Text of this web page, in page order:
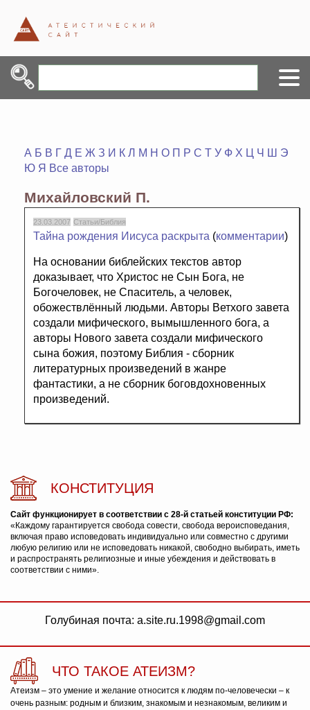
А Б В Г Д Е Ж З И К Л М Н О П Р С Т У Ф Х Ц Ч Ш
Э
Ю Я Все авторы
Михайловский П.
23.03.2007 Статьи/Библия
Тайна рождения Иисуса раскрыта (комментарии)
На основании библейских текстов автор
доказывает, что Христос не Сын Бога, не
Богочеловек, не Спаситель, а человек,
обожествлённый людьми. Авторы Ветхого завета
создали мифического, вымышленного бога, а
авторы Нового завета создали мифического
сына божия, поэтому Библия - сборник
литературных произведений в жанре
фантастики, а не сборник боговдохновенных
произведений.
КОНСТИТУЦИЯ
Сайт функционирует в соответствии с 28-й статьей конституции РФ:
«Каждому гарантируется свобода совести, свобода вероисповедания,
включая право исповедовать индивидуально или совместно с другими
любую религию или не исповедовать никакой, свободно выбирать, иметь
и распространять религиозные и иные убеждения и действовать в
соответствии с ними».
Голубиная почта: a.site.ru.1998@gmail.com
ЧТО ТАКОЕ АТЕИЗМ?
Атеизм – это умение и желание относится к людям по-человечески – к
очень разным: родным и близким, знакомым и незнакомым, великим и